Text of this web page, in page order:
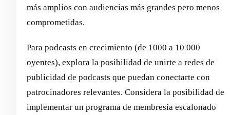
más amplios con audiencias más grandes pero menos
comprometidas.
Para podcasts en crecimiento (de 1000 a 10 000
oyentes), explora la posibilidad de unirte a redes de
publicidad de podcasts que puedan conectarte con
patrocinadores relevantes. Considera la posibilidad de
implementar un programa de membresía escalonado